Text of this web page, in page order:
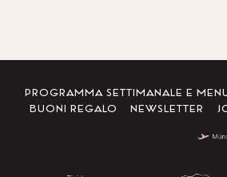
PROGRAMMA SETTIMANALE E
BUONI REGALO
NEWSLETTER